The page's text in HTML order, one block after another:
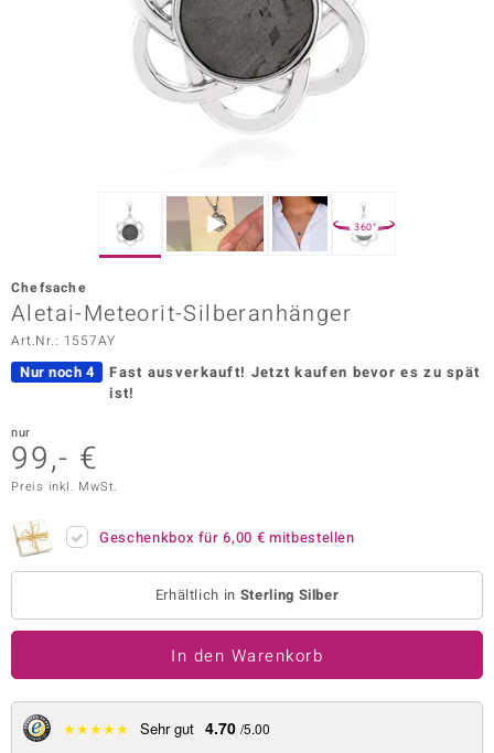
Vogue
BY DE MELO
360°
Chefsache
Aletai-Meteorit-Silberanhänger
Art.Nr.: 1557AY
Nur noch 4 Fast ausverkauft! Jetzt kaufen bevor es zu spät
ist!
nur
99,- €
Preis inkl. MwSt.
Geschenkbox für6,00 € mitbestellen
Erhältlich in Sterling Silber
In den Warenkorb
★★★★★ Sehr gut 4.70 /5.00